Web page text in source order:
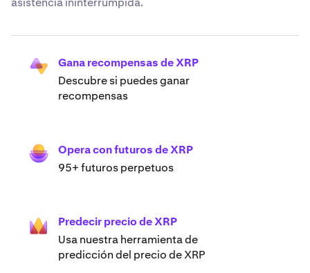
Gana recompensas de XRP
Descubre si puedes ganar
recompensas
Opera con futuros de XRP
95+ futuros perpetuos
Predecir precio de XRP
Usa nuestra herramienta de
predicción del precio de XRP